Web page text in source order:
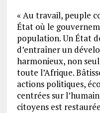
« Au travail, peuple
État où le
population. Un État
d’entraîner un
harmonieux, non
toute l’Afrique.
actions politiques,
centrées sur
citoyens est